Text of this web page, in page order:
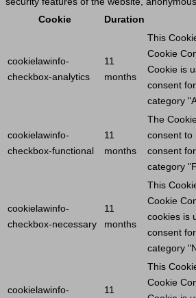
Cookie
Duration
cookielawinfo-
checkbox-analytics
11
months
This
Cookie
Cookie is
consent
category
cookielawinfo-
checkbox-functional
11
months
The Cookie
consent to
consent
category
cookielawinfo-
checkbox-necessary
11
months
This
Cookie
cookies is
consent
category
cookielawinfo-
11
This
Cookie